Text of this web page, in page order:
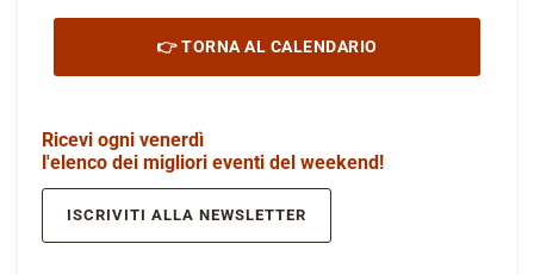
👉 TORNA AL CALENDARIO
Ricevi ogni venerdì
l'elenco dei migliori eventi del weekend!
ISCRIVITI ALLA NEWSLETTER